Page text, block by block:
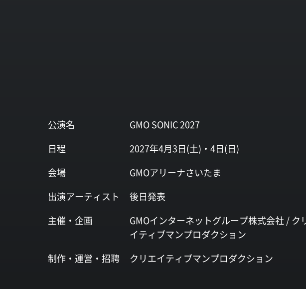
公演名
GMO SONIC 2027
日程
2027年4月3日(土)・4日(日)
会場
GMOアリーナさいたま
出演アーティスト
後日発表
主催・企画
GMOインターネットグループ株式会社 / ク
イティブマンプロダクション
制作・運営・ 招聘 クリエイティブマンプロダクション